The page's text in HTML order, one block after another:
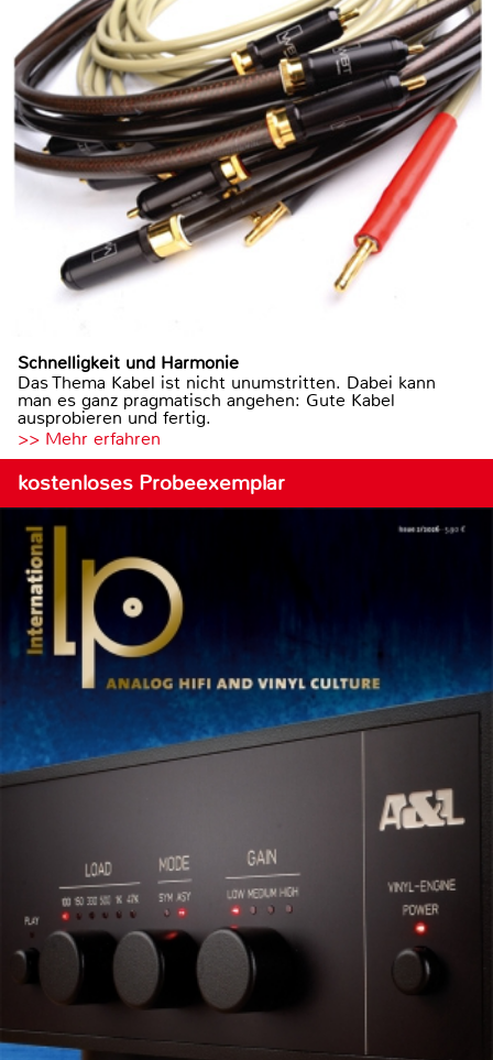
Schnelligkeit und Harmonie
Das Thema Kabel ist nicht unumstritten. Dabei kann
man es ganz pragmatisch angehen: Gute Kabel
ausprobieren und fertig.
>> Mehr erfahren
kostenloses Probeexemplar